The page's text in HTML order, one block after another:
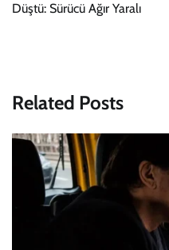
Düştü: Sürücü Ağır Yaralı
Related Posts